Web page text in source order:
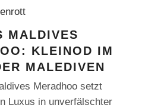
MALDIVES
KLEINOD IM
MALEDIVEN
Meradhoo setzt
Luxus in unverfälschter